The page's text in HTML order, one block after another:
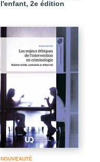
l'enfant, 2e édition
NOUVEAUTÉ